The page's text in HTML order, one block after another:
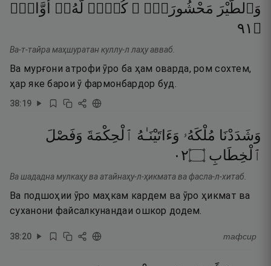
وَٱلطَّيْرَ مَحْشُورَةًۭ ۖ كُلٌّۭ لَّهُۥٓ
أَوَّابٌۭ
۝ ١٩
Ва-т-тайра маҳшуратан куллу-л лаҳу авваб.
Ва мурғони атрофи ӯро ба ҳам оварда, ром сохтем,
ҳар яке барои ӯ фармонбардор буд.
38:19
وَشَدَدْنَا مُلْكَهُۥ وَءَاتَيْنَـٰهُ ٱلْحِكْمَةَ وَفَصْلَ
ٱلْخِطَابِ ۝٢٠
Ва шададна мулкаҳу ва атайнаҳу-л-ҳикмата ва фасла-л-хитаб.
Ва подшоҳии ӯро маҳкам кардем ва ӯро ҳикмат ва
суханони файсалкунандаи ошкор додем.
38:20 тафсир